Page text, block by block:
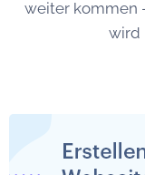
weiter kommen
wird